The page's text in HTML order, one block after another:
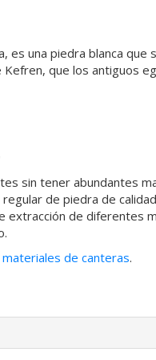
es una piedra blanca
que los antiguos
sin tener abundantes
de piedra de
extracción de diferentes
de canteras.